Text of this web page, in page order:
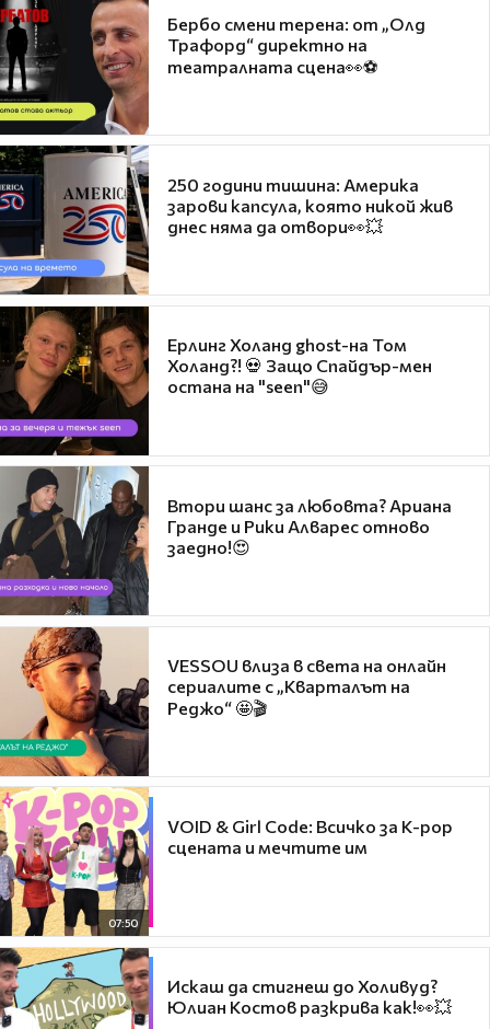
Бербо смени терена: от „Олд
Трафорд“ директно на
театралната сцена👀⚽
250 години тишина: Америка
зарови капсула, която никой жив
днес няма да отвори👀💥
Ерлинг Холанд ghost-на Том
Холанд?! 💀 Защо Спайдър-мен
остана на "seen"😅
Втори шанс за любовта? Ариана
Гранде и Рики Алварес отново
заедно!😍
VESSOU влиза в света на онлайн
сериалите с „Кварталът на
Реджо“ 🤩🎬
07:50
VOID & Girl Code: Всичко за K-pop
сцената и мечтите им
Искаш да стигнеш до Холивуд?
Юлиан Костов разкрива как!👀💥